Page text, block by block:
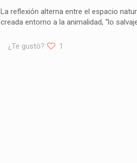
La reflexión alterna entre el espacio
creada entorno a la animalidad, “lo
¿Te gustó? 1